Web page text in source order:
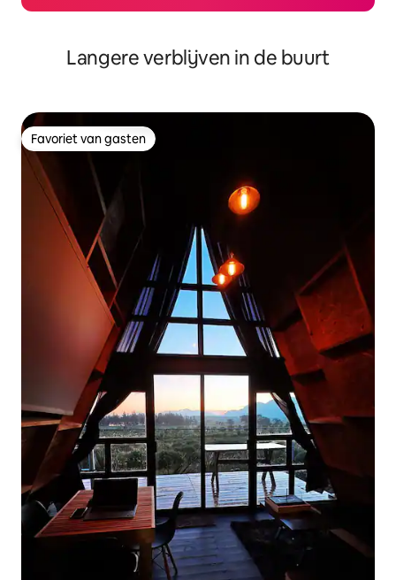
Langere verblijven in de buurt
Favoriet van gasten
Favoriet van gasten